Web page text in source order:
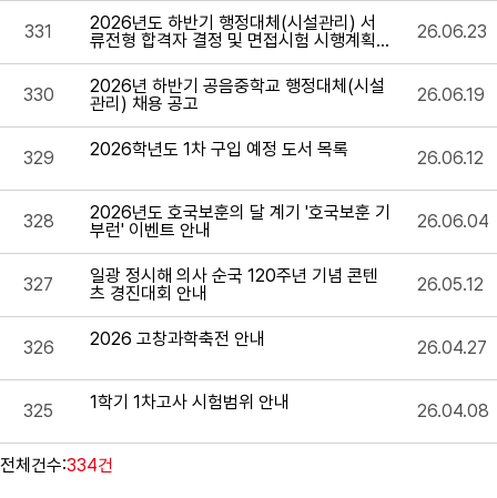
331
2026년도 하반기 행정대체(시설관리) 서
류전형 합격자 결정 및 면접시험 시행계획
공고
26.06.23
330
2026년 하반기 공음중학교 행정대체(시설
관리) 채용 공고
26.06.19
329 2026학년도 1차 구입 예정 도서 목록 26.06.12
328
2026년도 호국보훈의 달 계기 '호국보훈 기
부런' 이벤트 안내
26.06.04
327
일광 정시해 의사 순국 120주년 기념 콘텐
츠 경진대회 안내
26.05.12
326 2026 고창과학축전 안내 26.04.27
325 1학기 1차고사 시험범위 안내 26.04.08
전체건수:334건